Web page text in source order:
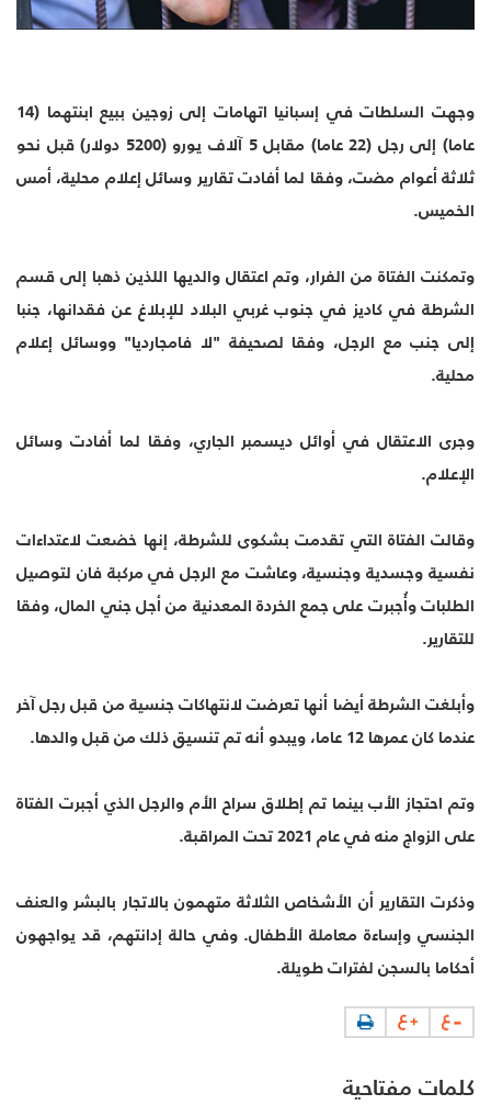
وجهت السلطات في إسبانيا اتهامات إلى زوجين ببيع ابنتهما (14
عاما) إلى رجل (22 عاما) مقابل 5 آلاف يورو (5200 دولار) قبل نحو
ثلاثة أعوام مضت، وفقا لما أفادت تقارير وسائل إعلام محلية، أمس
الخميس.
وتمكنت الفتاة من الفرار، وتم اعتقال والديها اللذين ذهبا إلى قسم
الشرطة في كاديز في جنوب غربي البلاد للإبلاغ عن فقدانها، جنبا
إلى جنب مع الرجل، وفقا لصحيفة "لا فامجارديا" ووسائل إعلام
محلية.
وجرى الاعتقال في أوائل ديسمبر الجاري، وفقا لما أفادت وسائل
الإعلام.
وقالت الفتاة التي تقدمت بشكوى للشرطة، إنها خضعت لاعتداءات
نفسية وجسدية وجنسية، وعاشت مع الرجل في مركبة فان لتوصيل
الطلبات وأُجبرت على جمع الخردة المعدنية من أجل جني المال، وفقا
للتقارير.
وأبلغت الشرطة أيضا أنها تعرضت لانتهاكات جنسية من قبل رجل آخر
عندما كان عمرها 12 عاما، ويبدو أنه تم تنسيق ذلك من قبل والدها.
وتم احتجاز الأب بينما تم إطلاق سراح الأم والرجل الذي أجبرت الفتاة
على الزواج منه في عام 2021 تحت المراقبة.
وذكرت التقارير أن الأشخاص الثلاثة متهمون بالاتجار بالبشر والعنف
الجنسي وإساءة معاملة الأطفال. وفي حالة إدانتهم، قد يواجهون
أحكاما بالسجن لفترات طويلة.
كلمات مفتاحية